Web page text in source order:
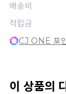
배송비
적립금
CJ ONE 포
이 상품의